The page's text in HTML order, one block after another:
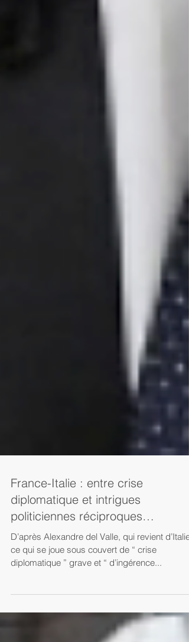
France-Italie : entre crise
diplomatique et intrigues
politiciennes réciproques…
ce qui se joue sous couvert de “ crise
diplomatique ” grave et “ d’ingérence...